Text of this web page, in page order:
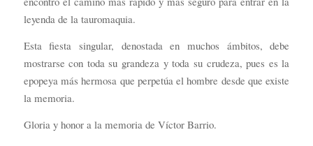
leyenda de la tauromaquia.
Esta fiesta singular, denostada en muchos ámbitos, debe
mostrarse con toda su grandeza y toda su crudeza, pues es la
epopeya más hermosa que perpetúa el hombre desde que existe
la memoria.
Gloria y honor a la memoria de Víctor Barrio.